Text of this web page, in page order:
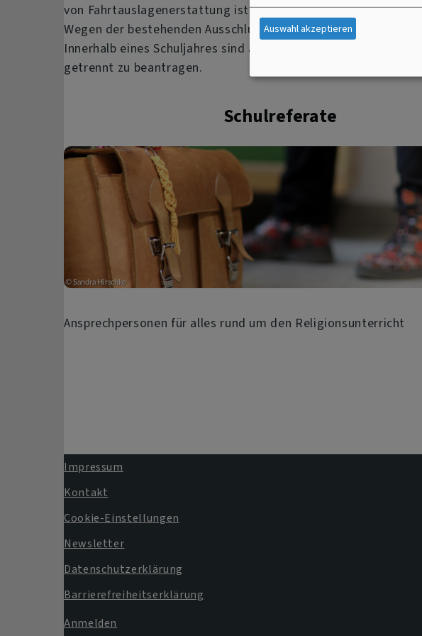
von Fahrtauslagenerstattung ist ausgeschlossen, wenn
Wegen der bestehenden Ausschlussfrist sind
Innerhalb eines Schuljahres sind also Fahrtauslagen für die
getrennt zu beantragen.
Schulreferate
Ansprechpersonen für alles rund um den Religionsunterricht
Fußbereichsmenü
Impressum
Kontakt
Cookie-Einstellungen
Newsletter
Datenschutzerklärung
Barrierefreiheitserklärung
Anmelden
Auswahl akzeptieren